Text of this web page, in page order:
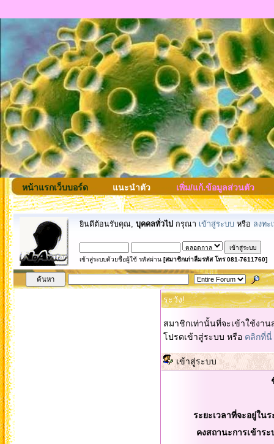
หน้าแรกเว็บบอร์ด แนะนำตัว เพิ่ม/แก้.ข้อมูลส่วนตัว
ยินดีต้อนรับคุณ, บุคคลทั่วไป กรุณา เข้าสู่ระบบ หรือ ลงทะ
เข้าสู่ระบบด้วยชื่อผู้ใช้ รหัสผ่าน [สมาชิกเก่าลืมรหัส โทร 081-7611760]
ระวัง!
สมาชิกเท่านั้นที่จะเข้าใช้งา
โปรดเข้าสู่ระบบ หรือ คลิกที่นี่
เข้าสู่ระบบ
ระยะเวลาที่จะอยู่ใน
คงสถานะการเข้าร